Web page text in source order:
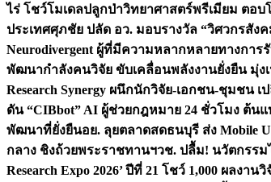
ไร่ โชว์โมเดลปลูกป่าวิทยาศาสตร์พรีเมียม ตอบ
ประเทศศุภชัย ปลัด อว. มอบรางวัล “วิศวกรสั
Neurodivergent ผู้ที่มีความหลากหลายทางกา
พัฒนากำลังคนวิจัย ขับเคลื่อนพลังงานยั่งยืน มุ่งเ
Research Synergy ผนึกนักวิจัย-เอกชน-ชุมชน
ดัน “CIBbot” AI ผู้ช่วยกฎหมาย 24 ชั่วโมง ต้
พัฒนาที่ยั่งยืนอย. ลุยตลาดสดธนบุรี ส่ง Mobile
กลาง ชิงถ้วยพระราชทานฯวช. ปลื้ม! นวัตกรรม
Research Expo 2026’ ปีที่ 21 โชว์ 1,000 ผลงา